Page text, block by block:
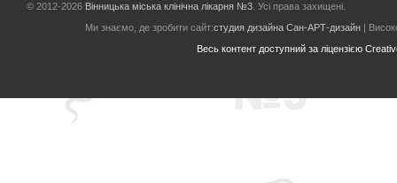
© 2012-2026 Вінницька міська клінічна лікарня №3 . Усі права захищені.
Ми знаємо, де зробити сайт:студия дизайна Сан-АРТ-дизайн|
Весь контент доступний за ліцензією